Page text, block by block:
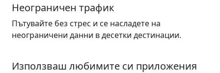
Неограничен трафик
Пътувайте без стрес и се насладете на
неограничени данни в десетки дестинации.
Използваш любимите си приложения